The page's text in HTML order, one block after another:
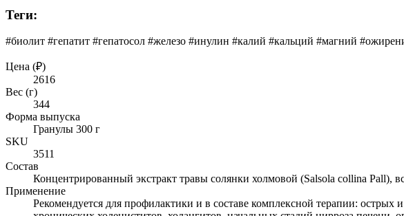
Теги:
#биолит #гепатит #гепатосол #железо #инулин #калий #кальций #магний
Цена (₽)
2616
Вес (г)
344
Форма выпуска
Гранулы 300 г
SKU
3511
Состав
Концентрированный экстракт травы солянки холмовой (Salsola collina Pall),
Применение
Рекомендуется для профилактики и в составе комплексной терапии: острых